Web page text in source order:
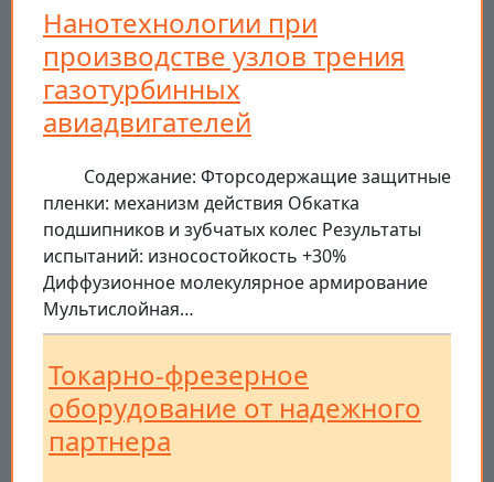
Нанотехнологии при
производстве узлов трения
газотурбинных
авиадвигателей
Содержание: Фторсодержащие защитные
пленки: механизм действия Обкатка
подшипников и зубчатых колес Результаты
испытаний: износостойкость +30%
Диффузионное молекулярное армирование
Мультислойная…
Токарно-фрезерное
оборудование от надежного
партнера